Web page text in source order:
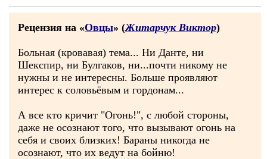
Рецензия на «Овцы» (Житарчук Виктор)
Больная (кровавая) тема... Ни Данте, ни
Шекспир, ни Булгаков, ни...почти никому не
нужны и не интересны. Больше проявляют
интерес к соловьёвым и гордонам...
А все кто кричит "Огонь!", с любой стороны,
даже не осознают того, что вызывают огонь на
себя и своих близких! Бараны никогда не
осознают, что их ведут на бойню!